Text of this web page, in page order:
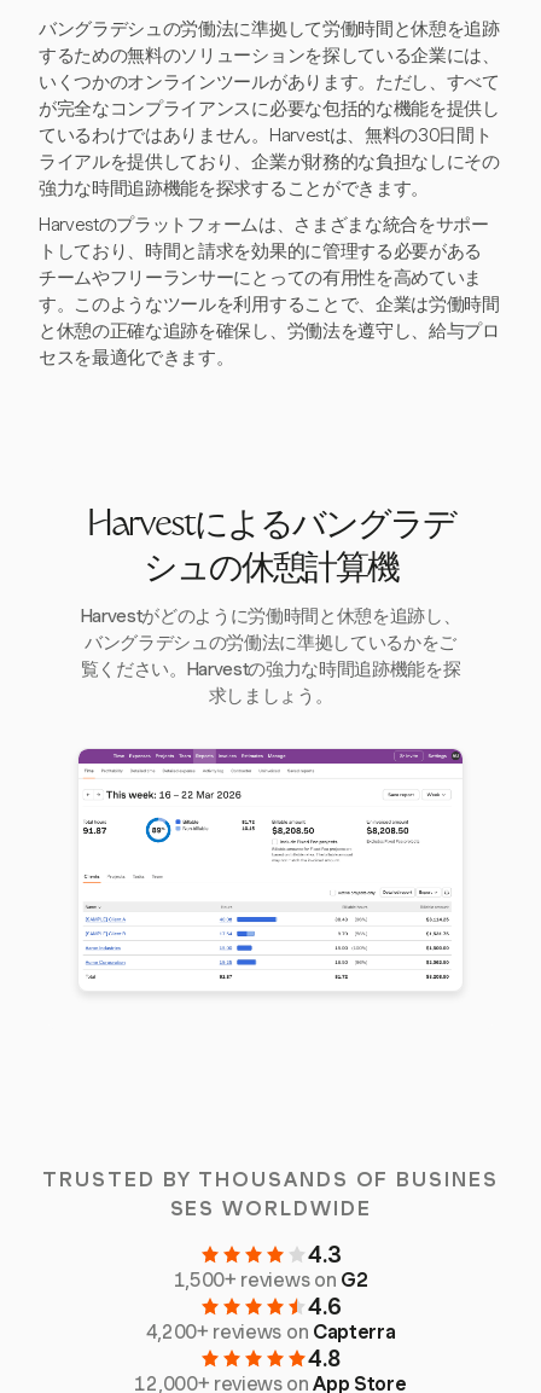
バングラデシュの労働法に準拠して労働時間と休憩を追跡
するための無料のソリューションを探している企業には、
いくつかのオンラインツールがあります。ただし、すべて
が完全なコンプライアンスに必要な包括的な機能を提供し
ているわけではありません。Harvestは、無料の30日間ト
ライアルを提供しており、企業が財務的な負担なしにその
強力な時間追跡機能を探求することができます。
Harvestのプラットフォームは、さまざまな統合をサポー
トしており、時間と請求を効果的に管理する必要がある
チームやフリーランサーにとっての有用性を高めていま
す。このようなツールを利用することで、企業は労働時間
と休憩の正確な追跡を確保し、労働法を遵守し、給与プロ
セスを最適化できます。
Harvestによるバングラデ
シュの休憩計算機
Harvestがどのように労働時間と休憩を追跡し、
バングラデシュの労働法に準拠しているかをご
覧ください。Harvestの強力な時間追跡機能を探
求しましょう。
TRUSTED BY THOUSANDS OF BUSINES
SES WORLDWIDE
4.3
1,500+ reviews on G2
4.6
4,200+ reviews on Capterra
4.8
12,000+ reviews onApp Store